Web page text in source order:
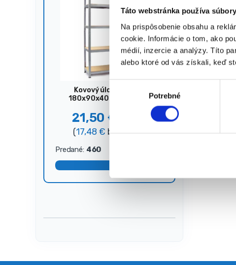
Táto webstránka používa
Na prispôsobenie obsahu a
cookie. Informácie o tom, ako
médií, inzercie a analýzy. Títo
alebo ktoré od vás získali, keď
e
r
l
Potrebné
Zobrazený
Kovový úložný regál,
180x90x40 cm, 875 kg,
21,50 €
(17,48€ bez DPH)
Predané: 460